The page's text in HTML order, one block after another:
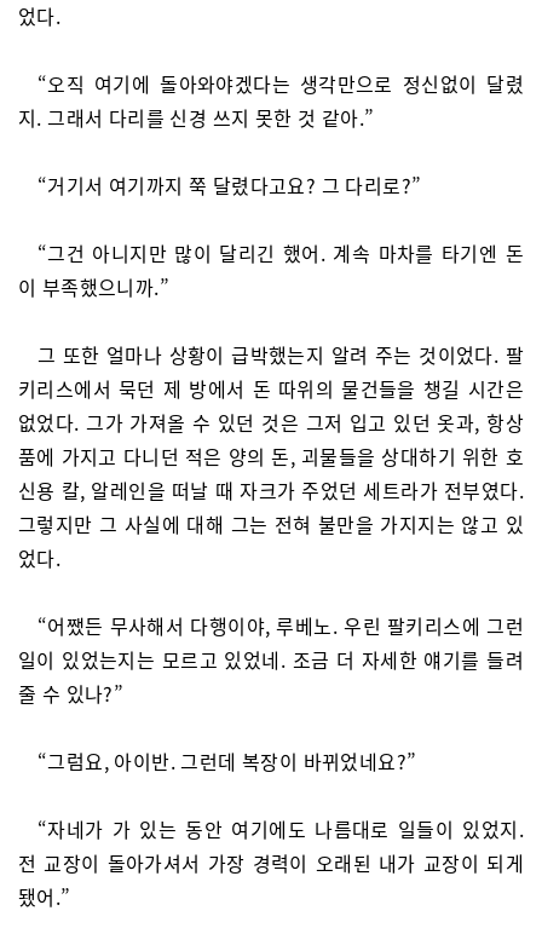
었다.
“오직 여기에 돌아와야겠다는 생각만으로 정신없이 달렸
지. 그래서 다리를 신경 쓰지 못한 것 같아.”
“거기서 여기까지 쭉 달렸다고요? 그 다리로?”
“그건 아니지만 많이 달리긴 했어. 계속 마차를 타기엔 돈
이 부족했으니까.”
그 또한 얼마나 상황이 급박했는지 알려 주는 것이었다. 팔
키리스에서 묵던 제 방에서 돈 따위의 물건들을 챙길 시간은
없었다. 그가 가져올 수 있던 것은 그저 입고 있던 옷과, 항상
품에 가지고 다니던 적은 양의 돈, 괴물들을 상대하기 위한 호
신용 칼, 알레인을 떠날 때 자크가 주었던 세트라가 전부였다.
그렇지만 그 사실에 대해 그는 전혀 불만을 가지지는 않고 있
었다.
“어쨌든 무사해서 다행이야, 루베노. 우린 팔키리스에 그런
일이 있었는지는 모르고 있었네. 조금 더 자세한 얘기를 들려
줄 수 있나?”
“그럼요, 아이반. 그런데 복장이 바뀌었네요?”
“자네가 가 있는 동안 여기에도 나름대로 일들이 있었지.
전 교장이 돌아가셔서 가장 경력이 오래된 내가 교장이 되게
됐어.”